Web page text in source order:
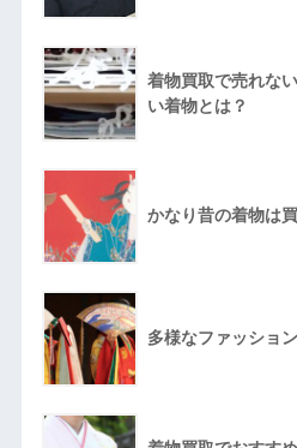
着物買取で売れな
い着物とは？
かなり昔の着物は
多様なファッショ